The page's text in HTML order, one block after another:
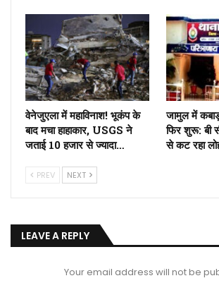
वेनेजुएला में महाविनाश! भूकंप के
बाद मचा हाहाकार, USGS ने
जताई 10 हजार से ज्यादा…
जामुल में कबाड़
फिर शुरू: बी
से कट रहा
PREV NEXT
LEAVE A REPLY
Your email address will not be